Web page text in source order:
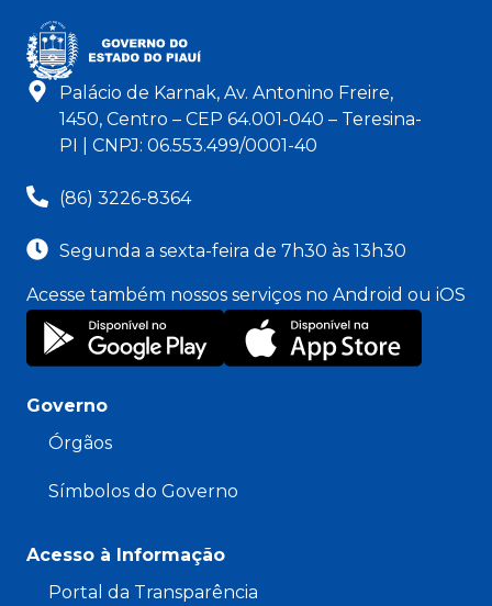
Palácio de Karnak, Av. Antonino Freire,
1450, Centro – CEP 64.001-040 – Teresina-
PI | CNPJ: 06.553.499/0001-40
(86) 3226-8364
Segunda a sexta-feira de 7h30 às 13h30
Acesse também nossos serviços no Android ou iOS
Governo
Órgãos
Símbolos do Governo
Acesso à Informação
Portal da Transparência